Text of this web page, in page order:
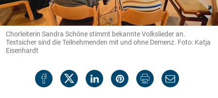
Chorleiterin Sandra Schöne stimmt bekannte Volkslieder an.
Textsicher sind die Teilnehmenden mit und ohne Demenz. Foto: Katja
Eisenhardt